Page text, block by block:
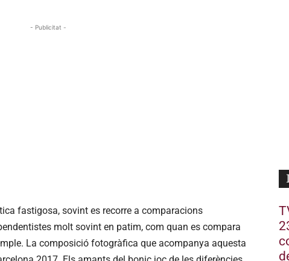
- Publicitat -
fastigosa, sovint es recorre a comparacions
molt sovint en patim, com quan es compara
La composició fotogràfica que acompanya aquesta